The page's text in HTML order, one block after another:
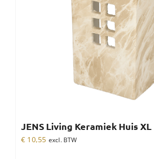
JENS Living Keramiek Huis XL
€ 10,55 excl. BTW